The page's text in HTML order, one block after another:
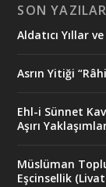
SON YAZILAR
Aldatıcı Yıllar
Asrın Yitiği
Ehl-i Sünnet
Aşırı
Müslüman
Eşcinsellik